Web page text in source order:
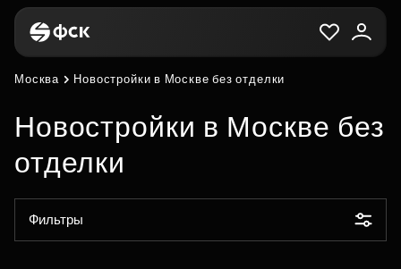
Москва Новостройки в Москве без отделки
Новостройки в Москве без
отделки
Фильтры